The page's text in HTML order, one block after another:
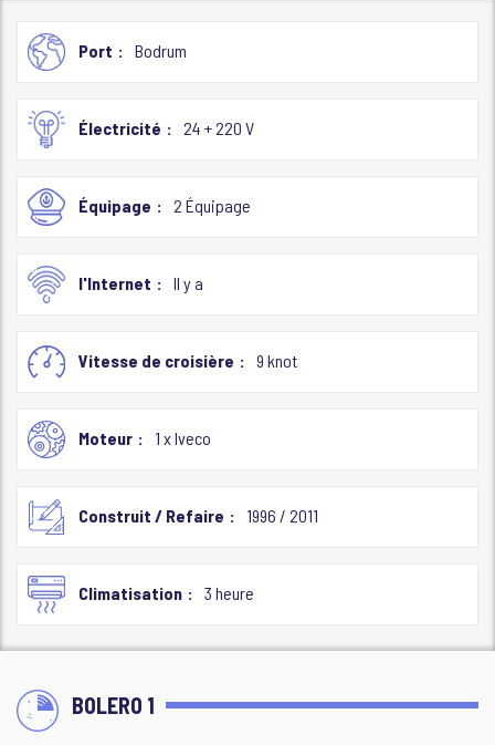
Port Bodrum
Électricité 24 + 220 V
Équipage 2 Équipage
l'Internet Il y a
Vitesse de croisière 9 knot
Moteur 1 x Iveco
Construit / Refaire 1996 / 2011
Climatisation 3 heure
BOLERO 1